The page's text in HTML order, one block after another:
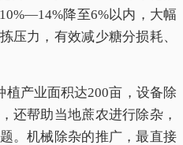
降至6%以内，大幅
压力，有效减少糖分损耗、
产业面积达200亩，设备除
还帮助当地蔗农进行除杂，
。机械除杂的推广，最直接